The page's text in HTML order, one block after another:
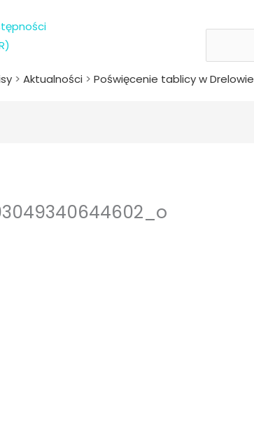
> Aktualności > Poświęcenie tablicy w Drelowie